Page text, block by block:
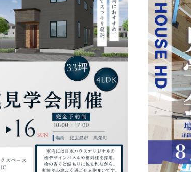
北海道
札幌
道央
道北
東北
青森
秋田
甲信越・
新潟
関東
神奈川
北海道
札幌
道央
道北
道南
東北
青森県
秋田県
岩手県
山形県
甲信越・
新潟県
長野県
関東
東京都
神奈川県
愛知県